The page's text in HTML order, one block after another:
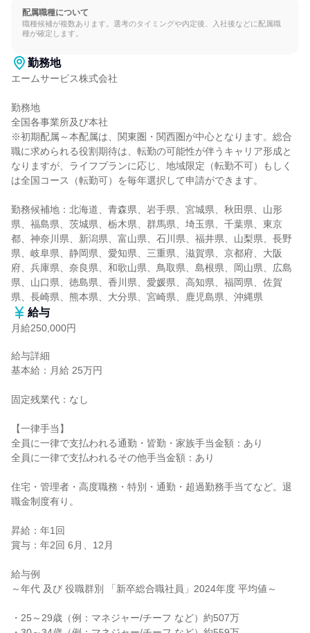
配属職種について
職種候補が複数あります。選考のタイミングや内定後、入社後などに配属職
種が確定します。
勤務地
エームサービス株式会社
勤務地
全国各事業所及び本社
※初期配属～本配属は、関東圏・関西圏が中心となります。総合
職に求められる役割期待は、転勤の可能性が伴うキャリア形成と
なりますが、ライフプランに応じ、地域限定（転勤不可）もしく
は全国コース（転勤可）を毎年選択して申請ができます。
勤務候補地：北海道、青森県、岩手県、宮城県、秋田県、山形
県、福島県、茨城県、栃木県、群馬県、埼玉県、千葉県、東京
都、神奈川県、新潟県、富山県、石川県、福井県、山梨県、長野
県、岐阜県、静岡県、愛知県、三重県、滋賀県、京都府、大阪
府、兵庫県、奈良県、和歌山県、鳥取県、島根県、岡山県、広島
県、山口県、徳島県、香川県、愛媛県、高知県、福岡県、佐賀
県、長崎県、熊本県、大分県、宮崎県、鹿児島県、沖縄県
給与
月給250,000円
給与詳細
基本給：月給 25万円
固定残業代：なし
【一律手当】
全員に一律で支払われる通勤・皆勤・家族手当金額：あり
全員に一律で支払われるその他手当金額：あり
住宅・管理者・高度職務・特別・通勤・超過勤務手当てなど。退
職金制度有り。
昇給：年1回
賞与：年2回 6月、12月
給与例
～年代 及び 役職群別 「新卒総合職社員」2024年度 平均値～
・25～29歳（例：マネジャー/チーフ など）約507万